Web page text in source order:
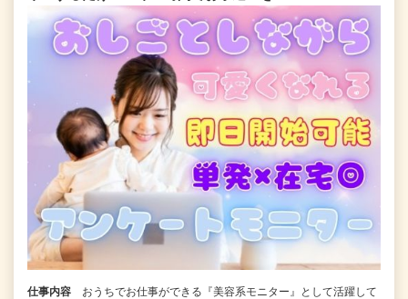
仕事内容
おうちでお仕事ができる『美容系モニター』として活躍して